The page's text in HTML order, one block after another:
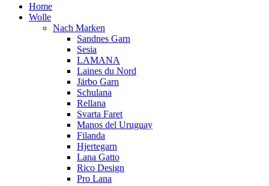
Home
Wolle
Nach Marken
Sandnes Garn
Sesia
LAMANA
Laines du Nord
Järbo Garn
Schulana
Rellana
Svarta Faret
Manos del Uruguay
Filanda
Hjertegarn
Lana Gatto
Rico Design
Pro Lana